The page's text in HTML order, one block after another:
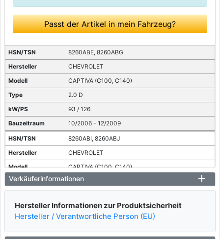
Passt der Artikel in mein Fahrzeug?
8260ABE, 8260ABG
CHEVROLET
CAPTIVA (C100, C140)
2.0 D
93 / 126
10/2006 - 12/2009
8260ABI, 8260ABJ
CHEVROLET
CAPTIVA (C100, C140)
2.0 D
08/2007 - heute
Verkäuferinformationen
Hersteller Informationen zur Produktsicherheit
Hersteller / Verantwortliche Person (EU)